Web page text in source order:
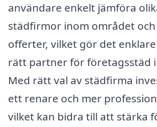
användare enkelt jämföra
städfirmor inom området
offerter, vilket gör det
rätt partner för företagsstäd i
Med rätt val av städfirma
ett renare och mer
vilket kan bidra till att stärka